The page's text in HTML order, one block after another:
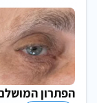
הפתרון